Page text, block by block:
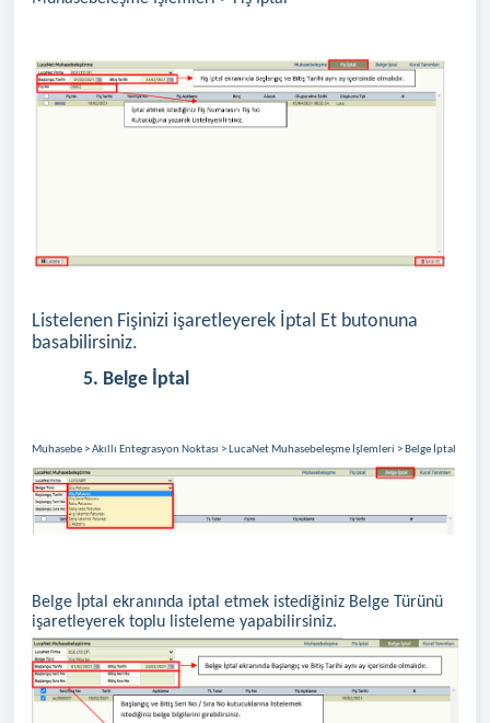
Listelenen Fişinizi işaretleyerek İptal Et butonuna
basabilirsiniz.
5. Belge İptal
Muhasebe > Akıllı Entegrasyon Noktası > LucaNet Muhasebeleşme İşlemleri > Belge İptal
Belge İptal ekranında iptal etmek istediğiniz Belge Türünü
işaretleyerek toplu listeleme yapabilirsiniz.